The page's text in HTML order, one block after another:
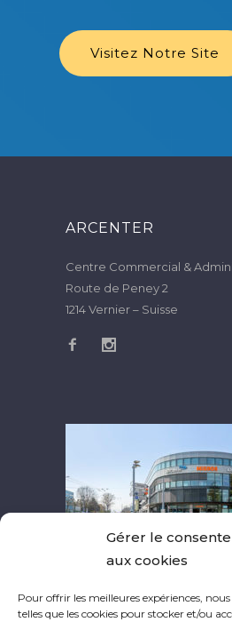
Gérer le
aux cookies
Pour offrir les meilleures expériences,
telles que les cookies pour stocker et/ou
Visitez Notre Site
ARCENTER
Centre Commercial &
Route de Peney 2
1214 Vernier – Suisse